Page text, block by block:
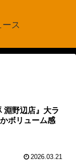
ス
淵野辺店』大ラ
ボリューム感
2026.03.21